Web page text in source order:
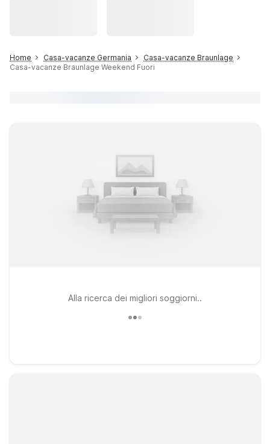
Home Casa-vacanze Germania
Casa-vacanze Braunlage
Casa-vacanze Braunlage Weekend Fuori
Alla ricerca dei migliori soggiorni..